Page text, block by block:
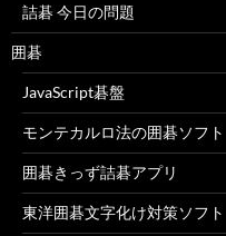
詰碁 今日の問題
囲碁
JavaScript碁盤
モンテカルロ法の囲碁ソフト
囲碁きっず詰碁アプリ
東洋囲碁文字化け対策ソフト